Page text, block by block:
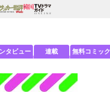
タビュー 連載 無料コミック